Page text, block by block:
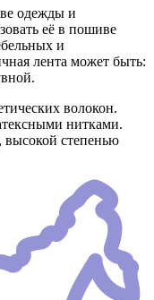
одежды и
её в пошиве
и
лента может быть:
волокон.
нитками.
высокой степенью